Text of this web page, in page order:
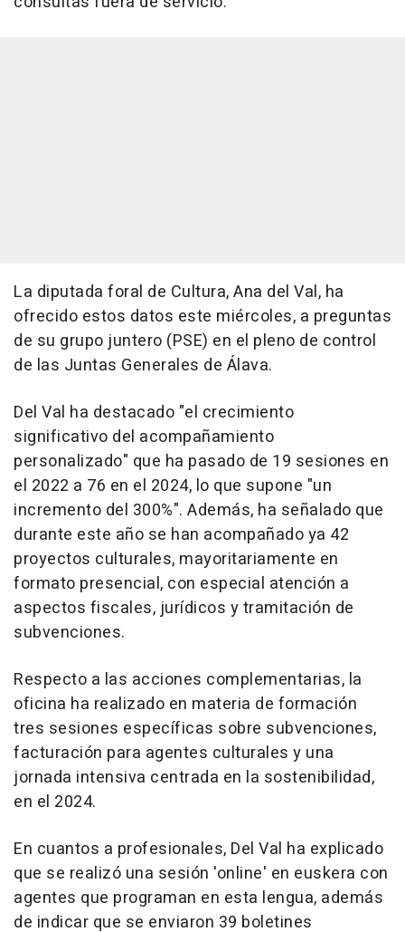
La diputada foral de Cultura, Ana del Val, ha
ofrecido estos datos este miércoles, a preguntas
de su grupo juntero (PSE) en el pleno de control
de las Juntas Generales de Álava.
Del Val ha destacado "el crecimiento
significativo del acompañamiento
personalizado" que ha pasado de 19 sesiones en
el 2022 a 76 en el 2024, lo que supone "un
incremento del 300%". Además, ha señalado que
durante este año se han acompañado ya 42
proyectos culturales, mayoritariamente en
formato presencial, con especial atención a
aspectos fiscales, jurídicos y tramitación de
subvenciones.
Respecto a las acciones complementarias, la
oficina ha realizado en materia de formación
tres sesiones específicas sobre subvenciones,
facturación para agentes culturales y una
jornada intensiva centrada en la sostenibilidad,
en el 2024.
En cuantos a profesionales, Del Val ha explicado
que se realizó una sesión 'online' en euskera con
agentes que programan en esta lengua, además
de indicar que se enviaron 39 boletines